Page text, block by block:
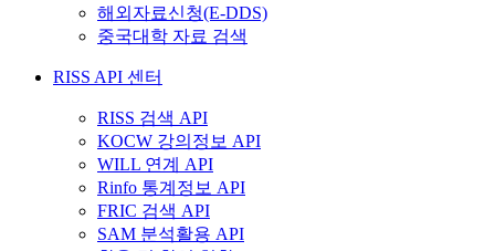
해외자료신청(E-DDS)
중국대학 자료 검색
RISS API 센터
RISS 검색 API
KOCW 강의정보 API
WILL 연계 API
Rinfo 통계정보 API
FRIC 검색 API
SAM 분석활용 API